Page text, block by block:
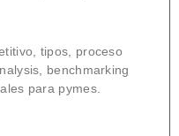
tipos, proceso
benchmarking
para pymes.